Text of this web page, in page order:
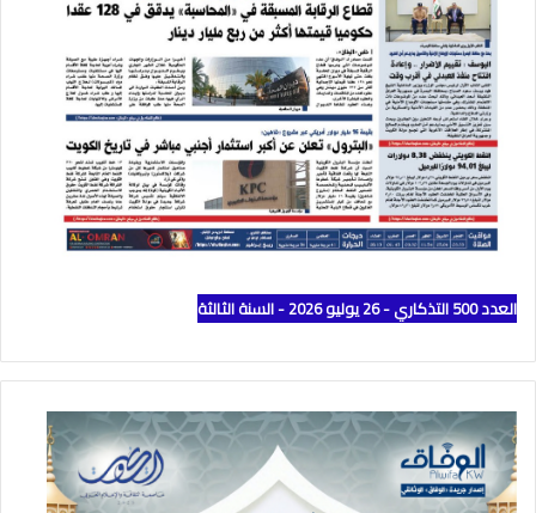
العدد 500 التذكاري - 26 يوليو 2026 - السنة الثالثة